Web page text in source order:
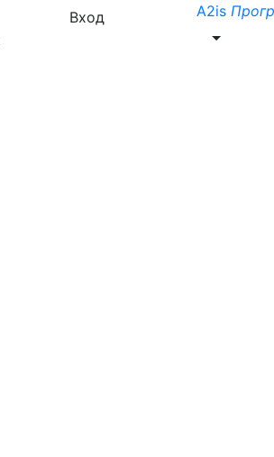
A2is
Вход